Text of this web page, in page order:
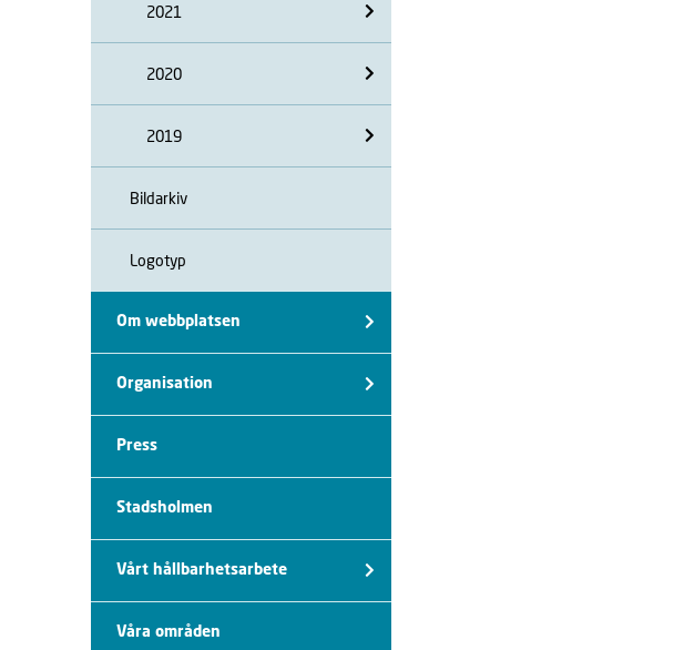
2021
2020
2019
Bildarkiv
Logotyp
Om webbplatsen
Organisation
Press
Stadsholmen
Vårt hållbarhetsarbete
Våra områden